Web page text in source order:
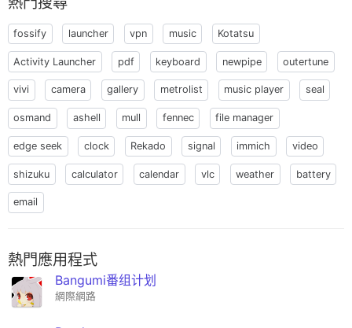
fossify launcher vpn music Kotatsu
Activity Launcher pdf keyboard newpipe outertune
vivi camera gallery metrolist music player seal
osmand ashell mull fennec file manager
edge seek clock Rekado signal immich video
shizuku calculator calendar vlc weather battery
email
熱門應用程式
Bangumi番组计划
網際網路